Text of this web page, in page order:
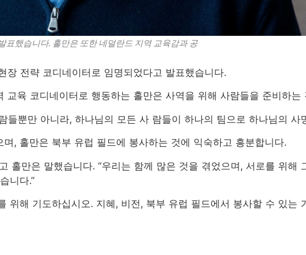
표했습니다. 홀만은 또한 네덜란드 지역 교육감과 공
전략 코디네이터로 임명되었다고 발표했습니다.
교육 코디네이터로 행동하는 홀만은 사역을 위해 사람들을 준비하는
들뿐만 아니라, 하나님의 모든 사 람들이 하나의 팀으로 하나님의 사
, 홀만은 북부 유럽 필드에 봉사하는 것에 익숙하고 흥분합니다.
홀만은 말했습니다. “우리는 함께 많은 것을 겪었으며, 서로를 위해
니다.”
위해 기도하십시오. 지혜, 비전, 북부 유럽 필드에서 봉사할 수 있는